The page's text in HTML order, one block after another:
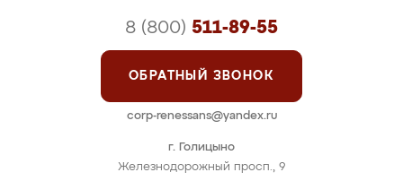
г. Голицыно
Железнодорожный просп., 9
8 (800) 511-89-55
ОБРАТНЫЙ ЗВОНОК
corp-renessans@yandex.ru